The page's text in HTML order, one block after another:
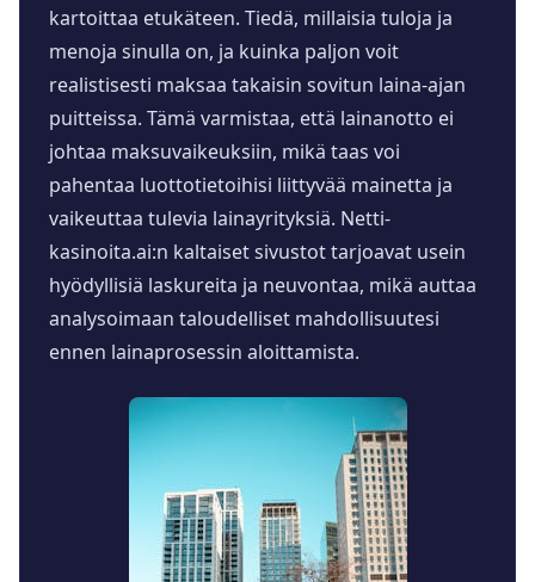
kartoittaa etukäteen. Tiedä, millaisia tuloja ja
menoja sinulla on, ja kuinka paljon voit
realistisesti maksaa takaisin sovitun laina-ajan
puitteissa. Tämä varmistaa, että lainanotto ei
johtaa maksuvaikeuksiin, mikä taas voi
pahentaa luottotietoihisi liittyvää mainetta ja
vaikeuttaa tulevia lainayrityksiä. Netti-
kasinoita.ai:n kaltaiset sivustot tarjoavat usein
hyödyllisiä laskureita ja neuvontaa, mikä auttaa
analysoimaan taloudelliset mahdollisuutesi
ennen lainaprosessin aloittamista.